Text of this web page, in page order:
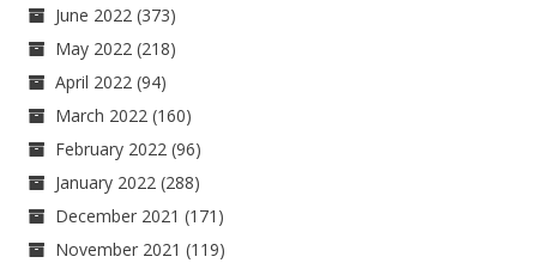
June 2022 (373)
May 2022 (218)
April 2022 (94)
March 2022 (160)
February 2022 (96)
January 2022 (288)
December 2021 (171)
November 2021 (119)